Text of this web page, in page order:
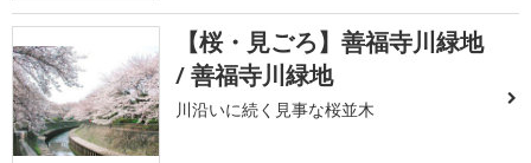
【桜・見ごろ】善福寺川緑地
/ 善福寺川緑地
川沿いに続く見事な桜並木